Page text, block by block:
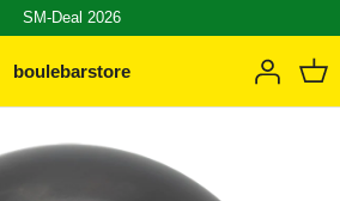
SM-Deal 2026
boulebarstore